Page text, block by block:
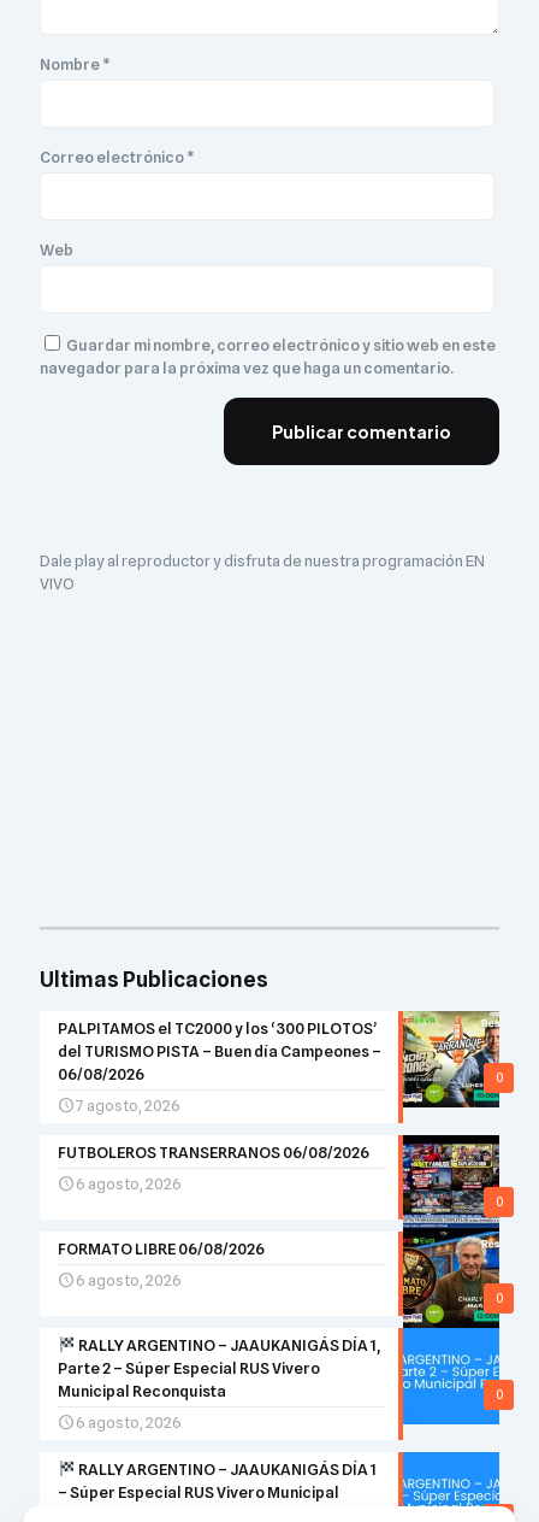
Nombre*
Correo electrónico*
Web
Guardar mi nombre, correo electrónico y sitio web en este
navegador para la próxima vez que haga un comentario.
Dale play al reproductor y disfruta de nuestra programación EN
VIVO
Ultimas Publicaciones
0
PALPITAMOS el TC2000 y los ‘300 PILOTOS’
del TURISMO PISTA – Buen día Campeones –
06/08/2026
7 agosto, 2026
0
FUTBOLEROS TRANSERRANOS 06/08/2026
6 agosto, 2026
0
FORMATO LIBRE 06/08/2026
6 agosto, 2026
0
RALLY ARGENTINO – JAAUKANIGÁS DÍA 1,
Parte 2 – Súper Especial RUS Vivero
Municipal Reconquista
6 agosto, 2026
RALLY ARGENTINO – JAAUKANIGÁS DÍA 1
– Súper Especial RUS Vivero Municipal